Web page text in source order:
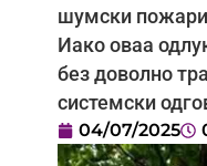
шумски
Иако оваа
без доволно
системски
04/07/2025